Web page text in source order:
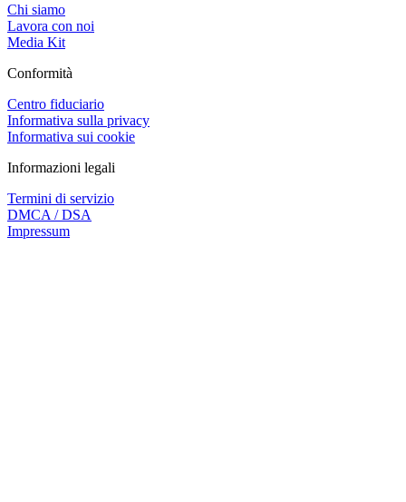
Chi siamo
Lavora con noi
Media Kit
Conformità
Centro fiduciario
Informativa sulla privacy
Informativa sui cookie
Informazioni legali
Termini di servizio
DMCA / DSA
Impressum